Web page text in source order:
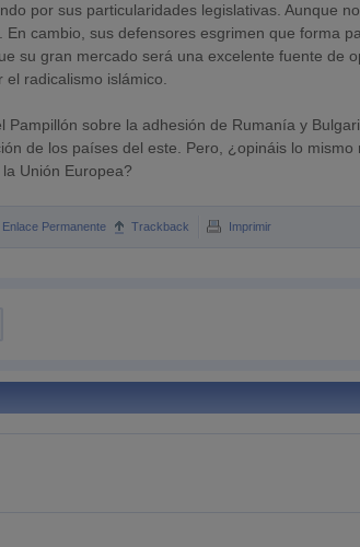
por sus particularidades legislativas. Aunque
cambio, sus defensores esgrimen que forma
su gran mercado será una excelente fuente de
radicalismo islámico.
Pampillón sobre la adhesión de Rumanía y
de los países del este. Pero, ¿opináis lo
Unión Europea?
Enlace Permanente Trackback Imprimir